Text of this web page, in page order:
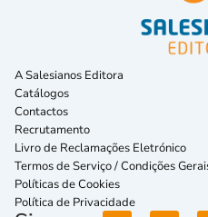
A Salesianos Editora
Catálogos
Contactos
Recrutamento
Livro de Reclamações Eletrónico
Termos de Serviço / Condições
Políticas de Cookies
Política de Privacidade